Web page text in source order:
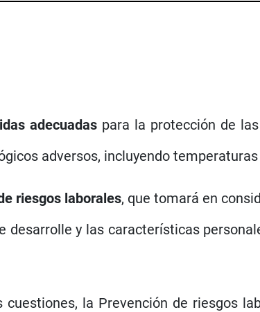
adecuadaspara la protección de
adversos, incluyendo
riesgos laborales, que tomará en
y las características
la Prevención de riesgos